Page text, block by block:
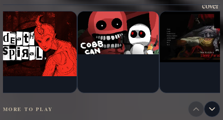
MORE TO PLAY